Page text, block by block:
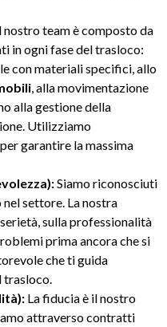
nostro team è composto da
in ogni fase del trasloco:
con materiali specifici, allo
, alla movimentazione
alla gestione della
Utilizziamo
garantire la massima
Siamo riconosciuti
settore. La nostra
sulla professionalità
prima ancora che si
che ti guida
trasloco.
La fiducia è il nostro
attraverso contratti